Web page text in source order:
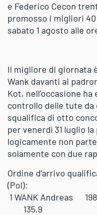
e Federico Cecon
promosso i migliori
sabato 1 agosto alle
Il migliore di giornata
Wank davanti ai
Kot, nell’occasione
controllo delle tute da
squalifica di otto
per venerdì 31 luglio
logicamente non
solamente con due
Ordine d’arrivo
(Pol):
1 WANK
135.9